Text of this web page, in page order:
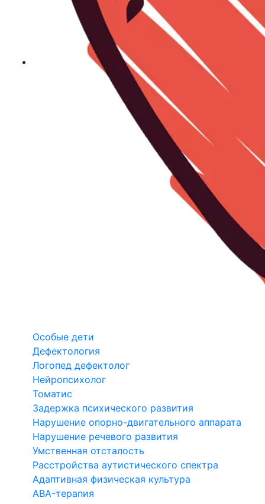
Особые дети
Дефектология
Логопед дефектолог
Нейропсихолог
Томатис
Задержка психического развития
Нарушение опорно-двигательного аппарата
Нарушение речевого развития
Умственная отсталость
Расстройства аутистического спектра
Адаптивная физическая культура
ABA-терапия